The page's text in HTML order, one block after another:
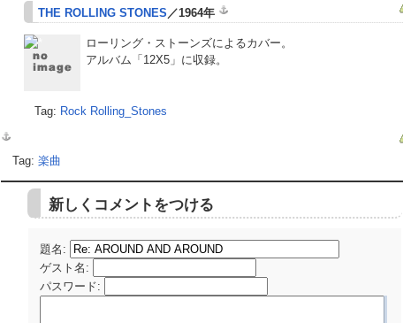
THE ROLLING STONES ／1964年
ローリング・ストーンズによるカバー。
アルバム「12X5」に収録。
Tag: Rock Rolling_Stones
Tag: 楽曲
新しくコメントをつける
題名:
ゲスト名 :
パスワード: